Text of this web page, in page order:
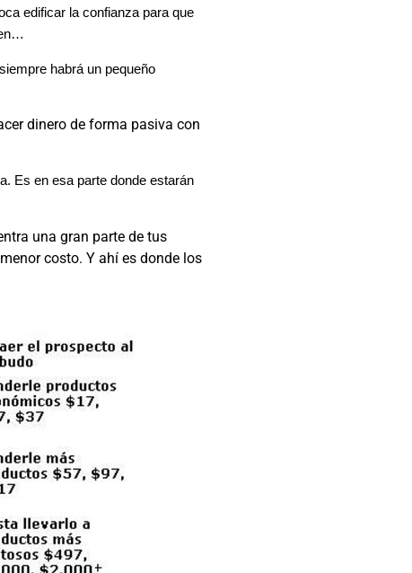
edificar la confianza para que
habrá un pequeño
dinero de forma pasiva con
Es en esa parte donde estarán
una gran parte de tus
costo. Y ahí es donde los